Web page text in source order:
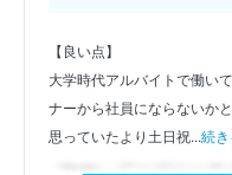
【良い点】
大学時代アルバイトで働い
ナーから社員にならないか
思っていたより土日祝...続